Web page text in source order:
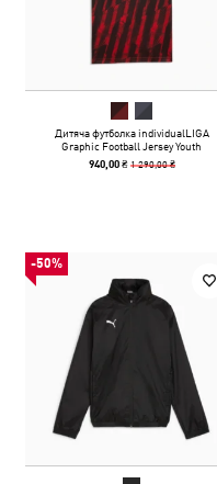
Дитяча футболка individualLIGA
Graphic Football Jersey Youth
940,00 ₴ 1 290,00 ₴
-50%